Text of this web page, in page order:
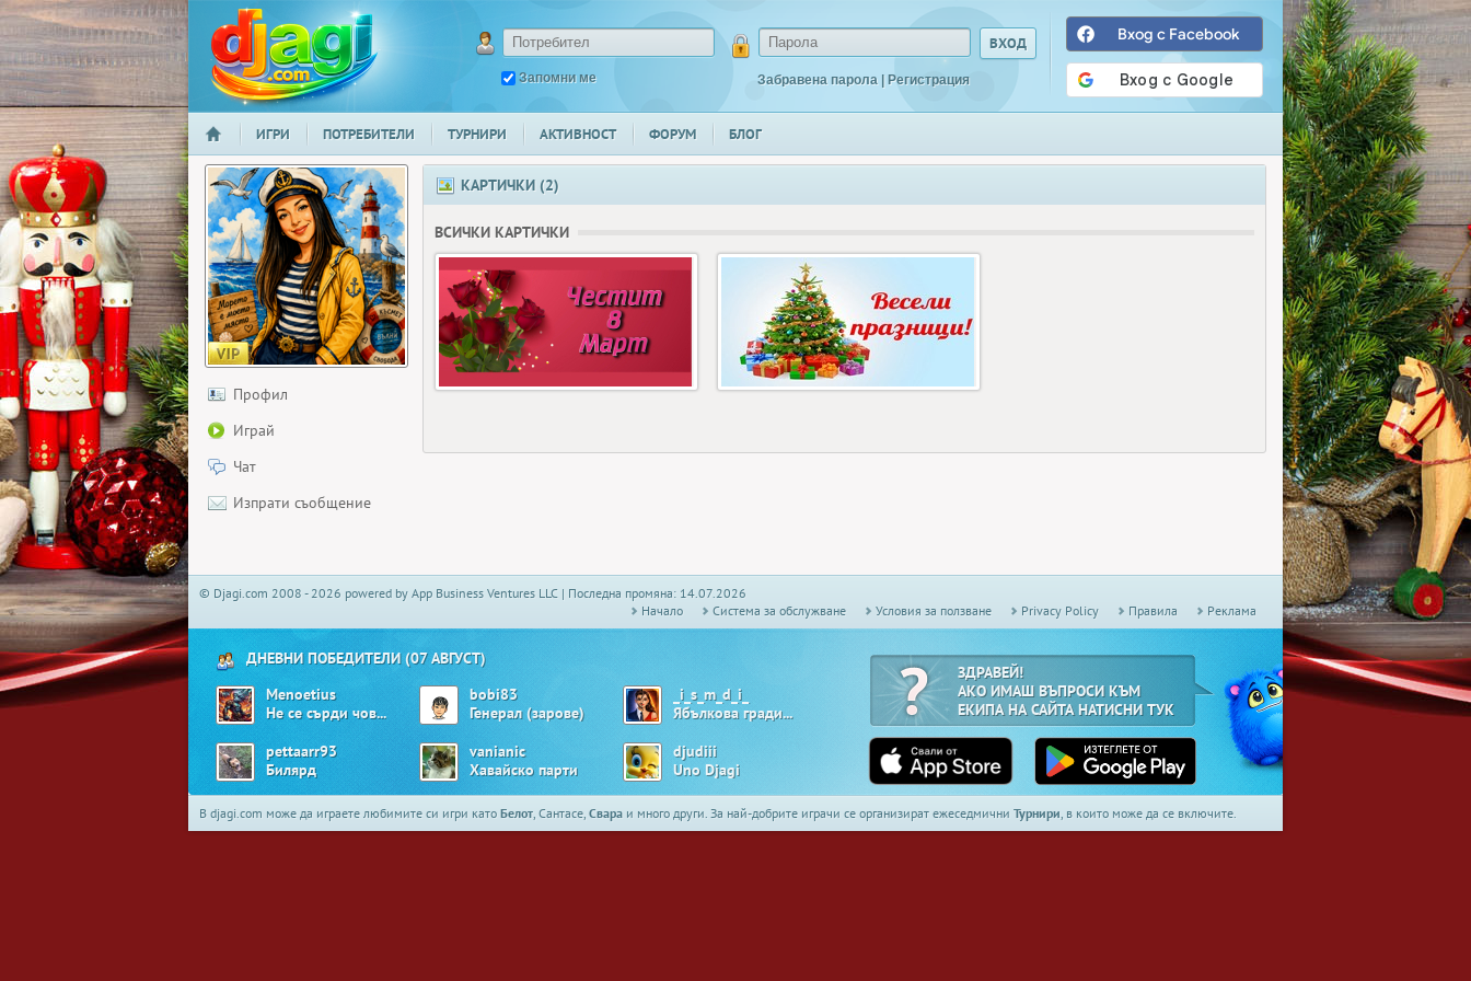
djagi.com
Запомни ме Забравена парола | Регистрация
Вход с Facebook
НАЧАЛО
ИГРИ ПОТРЕБИТЕЛИ ТУРНИРИ АКТИВНОСТ ФОРУМ БЛОГ
Профил
Играй
Чат
Изпрати съобщение
КАРТИЧКИ (2)
ВСИЧКИ КАРТИЧКИ
© Djagi.com 2008 - 2026 powered by App Business Ventures LLC | Последна промяна: 14.07.2026
Начало
Системa за обслужване Условия за ползване Privacy Policy Правила Реклама
ДНЕВНИ ПОБЕДИТЕЛИ (07 АВГУСТ)
Menoetius
Не се сърди човече
bobi83
Генерал (зарове)
_i_s_m_d_i_
Ябълкова градина
pettaarr93
Билярд
vanianic
Хавайско парти
djudiii
Uno Djagi
ЗДРАВЕЙ!
АКО ИМАШ ВЪПРОСИ КЪМ
ЕКИПА НА САЙТА НАТИСНИ ТУК
В djagi.com може да играете любимите си игри като Белот, Сантасе, Свара и много други. За най-добрите играчи се организират ежеседмични Турнири, в които може да се включите.